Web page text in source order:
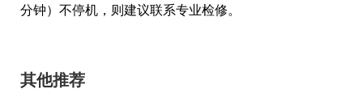
分钟）不停机，则建议联系专业检修。
其他推荐